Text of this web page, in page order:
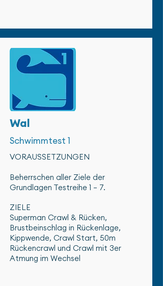
Wal
Schwimmtest 1
VORAUSSETZUNGEN
Beherrschen aller Ziele der
Grundlagen Testreihe 1 – 7.
ZIELE
Superman Crawl & Rücken,
Brustbeinschlag in Rückenlage,
Kippwende, Crawl Start, 50m
Rückencrawl und Crawl mit 3er
Atmung im Wechsel